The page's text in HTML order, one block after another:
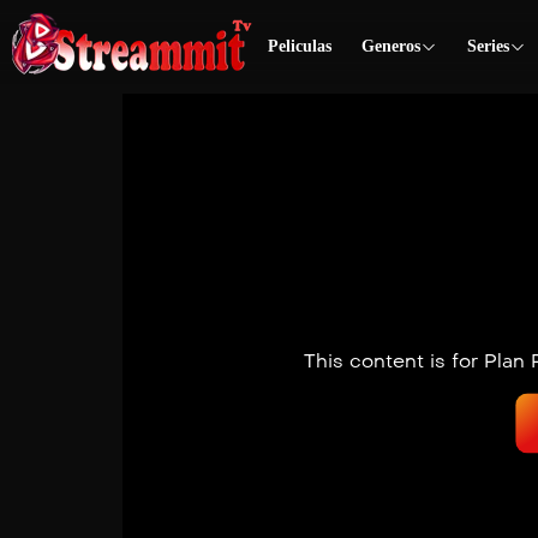
Peliculas Generos Series
This content is for Plan